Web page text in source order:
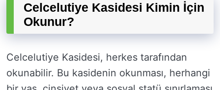
Celcelutiye Kasidesi Kimin İçin
Okunur?
Celcelutiye Kasidesi, herkes tarafından
okunabilir. Bu kasidenin okunması, herhangi